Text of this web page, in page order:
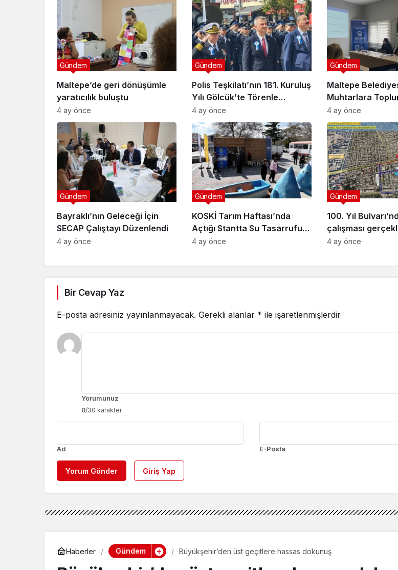
Maltepe’de geri dönüşümle
yaratıcılık buluştu
Gündem
4 ay önce
Polis Teşkilatı’nın 181. Kuruluş
Yılı Gölcük’te Törenle
Kutlandı
Gündem
4 ay önce
Maltepe
Muhtarlara
Cinsiyet Eşitliği
Gündem
4 ay önce
Bayraklı’nın Geleceği İçin
SECAP Çalıştayı Düzenlendi
Gündem
4 ay önce
KOSKİ Tarım Haftası’nda
Açtığı Stantta Su Tasarrufu
Bilgilendirmesi Yapıyor
Gündem
4 ay önce
100. Yıl
çalışması
Gündem
4 ay önce
Bir Cevap Yaz
E-posta adresiniz yayınlanmayacak. Gerekli alanlar * ile işaretlenmişlerdir
Yorumunuz
0/30 karakter
Ad E-Posta
Yorum Gönder Giriş Yap
Haberler Gündem Büyükşehir’den üst geçitlere hassas dokunuş